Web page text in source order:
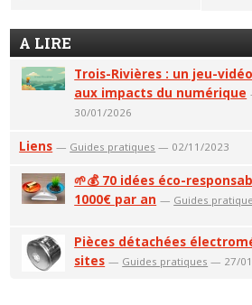
A LIRE
Trois-Rivières : un jeu-
aux impacts du numérique
30/01/2026
Liens — Guides pratiques — 02/11/2023
🌱💰 70 idées éco-
1000€ par an — Guides
Pièces détachées
sites — Guides pratiques — 27/